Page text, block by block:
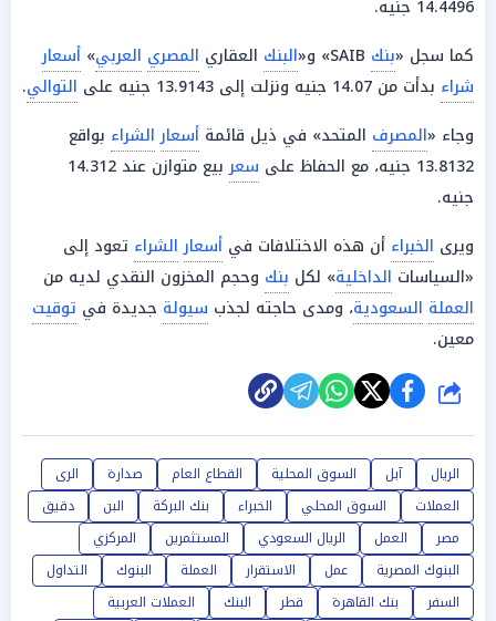
14.4496 جنيه.
كما سجل «بنك البنك العقاري المصري العربي» أسعار
شراء بدأت من 14.07 جنيه ونزلت إلى 13.9143 جنيه على التوالي.
وجاء «المصرف المتحد» في ذيل قائمة أسعار الشراء بواقع
13.8132 جنيه، مع الحفاظ على
سعر
بيع متوازن عند 14.312
جنيه.
ويرى الخبراء أن هذه الاختلافات في أسعار الشراء تعود إلى
«السياسات الداخلية» لكل بنك وحجم المخزون النقدي لديه من
العملة السعودية، ومدى حاجته لجذب سيولة جديدة في توقيت
معين.
شارك
الريال آبل السوق المحلية القطاع العام صدارة
الرى
العملات
السوق المحلي الخبراء بنك البركة البن
دقيق
مصر
العمل الريال السعودي المستثمرين
المركزي
البنوك المصرية
عمل الاستقرار العملة البنوك
التداول
السفر
بنك القاهرة قطر البنك
العملات العربية